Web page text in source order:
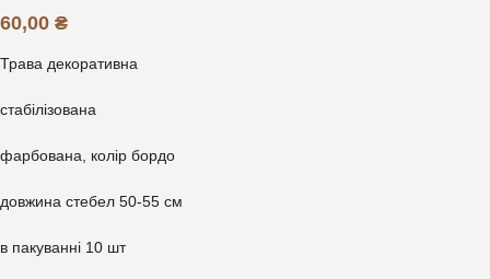
60,00 ₴
Трава декоративна
стабілізована
фарбована, колір бордо
довжина стебел 50-55 см
в пакуванні 10 шт